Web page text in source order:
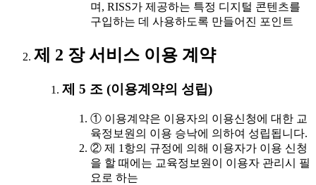
며, RISS가 제공하는 특정 디지털 콘텐츠를
구입하는 데 사용하도록 만들어진 포인트
제 2 장 서비스 이용 계약
제 5 조 (이용계약의 성립)
① 이용계약은 이용자의 이용신청에 대한 교
육정보원의 이용 승낙에 의하여 성립됩니다.
② 제 1항의 규정에 의해 이용자가 이용 신청
을 할 때에는 교육정보원이 이용자 관리시 필
요로 하는